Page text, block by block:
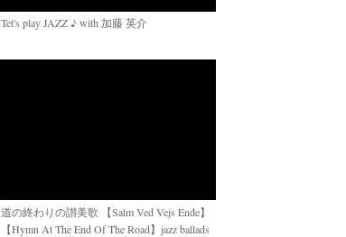
Tet's play JAZZ ♪ with 加藤 英介
道の終わりの讃美歌 【Salm Ved Vejs Ende】
【Hymn At The End Of The Road】jazz ballads